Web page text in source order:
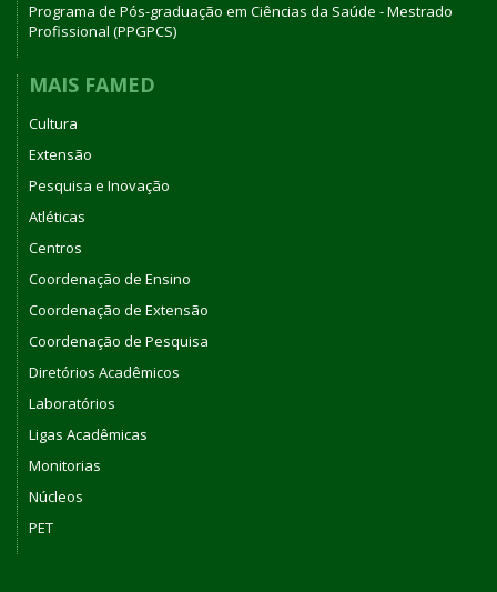
Programa de Pós-graduação em Ciências da Saúde - Mestrado
Profissional (PPGPCS)
MAIS FAMED
Cultura
Extensão
Pesquisa e Inovação
Atléticas
Centros
Coordenação de Ensino
Coordenação de Extensão
Coordenação de Pesquisa
Diretórios Acadêmicos
Laboratórios
Ligas Acadêmicas
Monitorias
Núcleos
PET